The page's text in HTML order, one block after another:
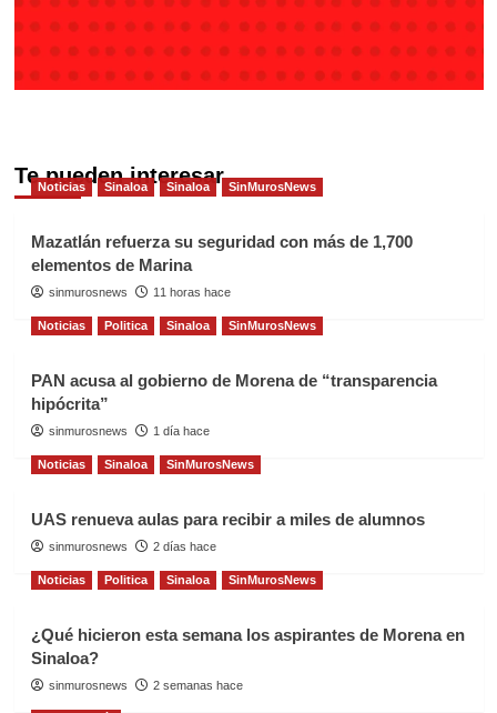
Te pueden interesar
Noticias Sinaloa Sinaloa SinMurosNews
Mazatlán refuerza su seguridad con más de 1,700
elementos de Marina
sinmurosnews 11 horas hace
Noticias Politica Sinaloa SinMurosNews
PAN acusa al gobierno de Morena de “transparencia
hipócrita”
sinmurosnews 1 día hace
Noticias Sinaloa SinMurosNews
UAS renueva aulas para recibir a miles de alumnos
sinmurosnews 2 días hace
Noticias Politica Sinaloa SinMurosNews
¿Qué hicieron esta semana los aspirantes de Morena en
Sinaloa?
sinmurosnews 2 semanas hace